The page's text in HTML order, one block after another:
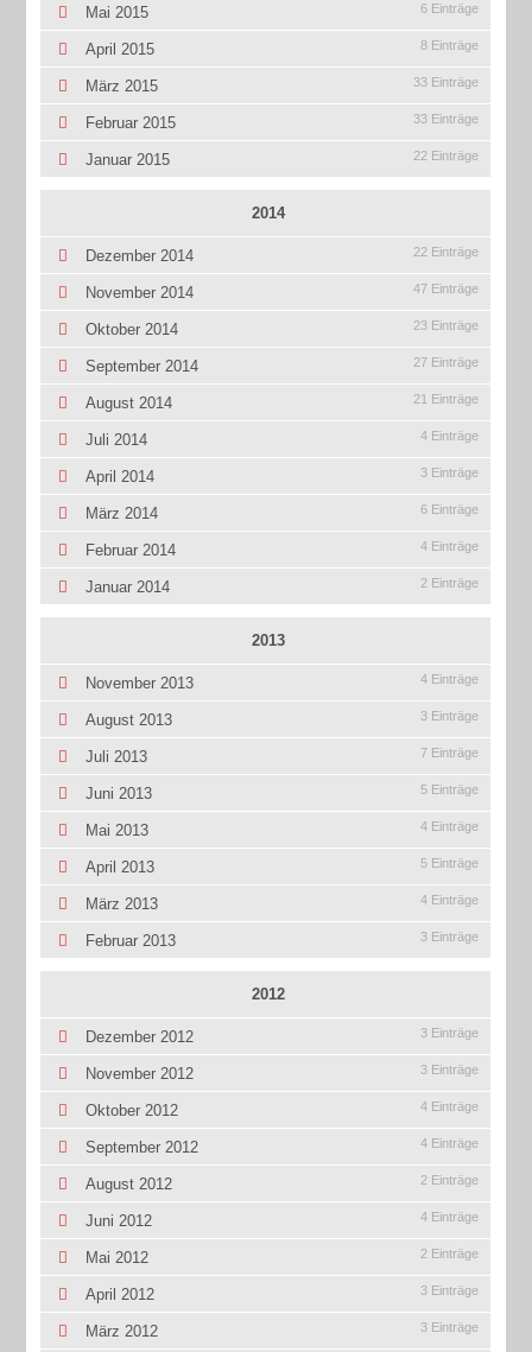
Mai 2015 6 Einträge
April 2015 8 Einträge
März 2015 33 Einträge
Februar 2015 33 Einträge
Januar 2015 22 Einträge
2014
Dezember 2014 22 Einträge
November 2014 47 Einträge
Oktober 2014 23 Einträge
September 2014 27 Einträge
August 2014 21 Einträge
Juli 2014 4 Einträge
April 2014 3 Einträge
März 2014 6 Einträge
Februar 2014 4 Einträge
Januar 2014 2 Einträge
2013
November 2013 4 Einträge
August 2013 3 Einträge
Juli 2013 7 Einträge
Juni 2013 5 Einträge
Mai 2013 4 Einträge
April 2013 5 Einträge
März 2013 4 Einträge
Februar 2013 3 Einträge
2012
Dezember 2012 3 Einträge
November 2012 3 Einträge
Oktober 2012 4 Einträge
September 2012 4 Einträge
August 2012 2 Einträge
Juni 2012 4 Einträge
Mai 2012 2 Einträge
April 2012 3 Einträge
März 2012 3 Einträge